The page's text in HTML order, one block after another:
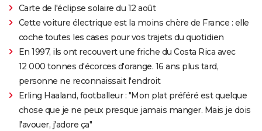
Carte de l'éclipse solaire du 12 août
Cette voiture électrique est la moins chère de France : elle
coche toutes les cases pour vos trajets du quotidien
En 1997, ils ont recouvert une friche du Costa Rica avec
12 000 tonnes d'écorces d'orange. 16 ans plus tard,
personne ne reconnaissait l'endroit
Erling Haaland, footballeur : "Mon plat préféré est quelque
chose que je ne peux presque jamais manger. Mais je dois
l'avouer, j'adore ça"